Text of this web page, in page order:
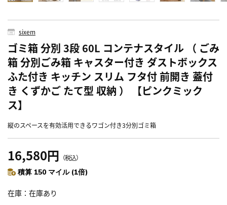
sixem
ゴミ箱 分別 3段 60L コンテナスタイル （ ごみ
箱 分別ごみ箱 キャスター付き ダストボックス
ふた付き キッチン スリム フタ付 前開き 蓋付
き くずかご たて型 収納 ） 【ピンクミック
ス】
縦のスペースを有効活用できるワゴン付き3分別ゴミ箱
16,580円 （税込）
積算 150 マイル (1倍)
在庫 在庫あり